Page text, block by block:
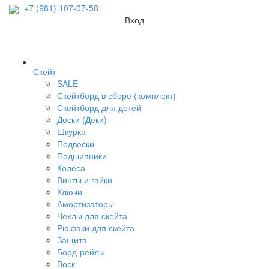
+7 (981) 107-07-58
Вход
Скейт
SALE
Скейтборд в сборе (комплект)
Скейтборд для детей
Доски (Деки)
Шкурка
Подвески
Подшипники
Колёса
Винты и гайки
Ключи
Амортизаторы
Чехлы для скейта
Рюкзаки для скейта
Защита
Борд-рейлы
Воск